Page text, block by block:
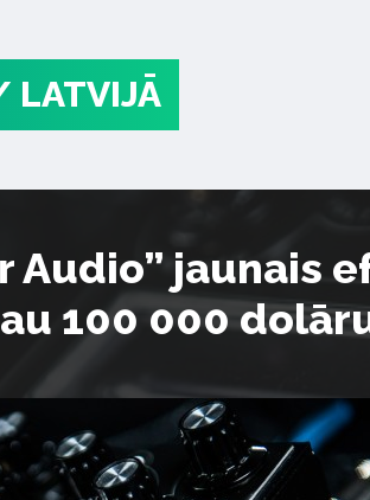
LATVIJĀ
Audio” jaunais
100 000